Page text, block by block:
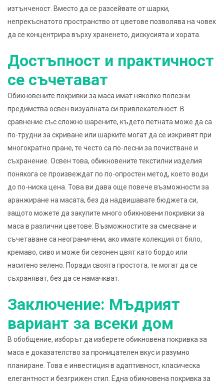
изтънченост. Вместо да се разсейвате от шарки,
непрекъснатото пространство от цветове позволява на човек
да се концентрира върху храненето, дискусията и хората.
Достъпност и практичност
се съчетават
Обикновените покривки за маса имат няколко полезни
предимства освен визуалната си привлекателност. В
сравнение със сложно шарените, където петната може да са
по-трудни за скриване или шарките могат да се изкривят при
многократно пране, те често са по-лесни за почистване и
съхранение. Освен това, обикновените текстилни изделия
понякога се произвеждат по по-опростен метод, което води
до по-ниска цена. Това ви дава още повече възможности за
аранжиране на масата, без да надвишавате бюджета си,
защото можете да закупите много обикновени покривки за
маса в различни цветове. Възможностите за смесване и
съчетаване са неограничени, ако имате колекция от бяло,
кремаво, сиво и може би сезонен цвят като бордо или
наситено зелено. Поради своята простота, те могат да се
съхраняват, без да се намачкват.
Заключение: Мъдрият
вариант за всеки дом
В обобщение, изборът да изберете обикновена покривка за
маса е доказателство за проницателен вкус и разумно
планиране. Това е инвестиция в адаптивност, класическа
елегантност и безгрижен стил. Една обикновена покривка за